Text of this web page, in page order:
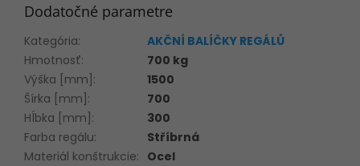
Dodatočné parametre
Kategória:
AKČNÍ BALÍČKY REGÁLŮ
Hmotnosť:
700 kg
Výška [mm] :
1500
Šírka [mm] :
700
Hĺbka [mm] :
300
Farba regálu:
Stříbrná
Materiál konštrukcie: Ocel